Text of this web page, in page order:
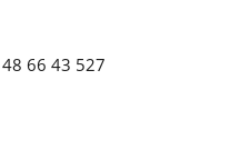
66 43 527